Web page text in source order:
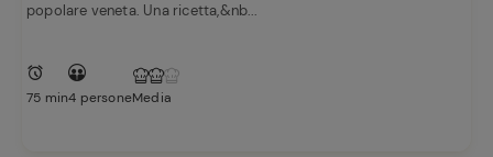
popolare veneta. Una ricetta,&nb...
75 min4 personeMedia